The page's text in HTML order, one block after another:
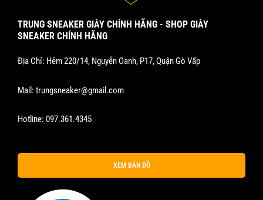
TRUNG SNEAKER GIÀY CHÍNH HÃNG - SHOP GIÀY
SNEAKER CHÍNH HÃNG
Địa Chỉ: Hẻm 220/14, Nguyễn Oanh, P17, Quận Gò Vấp
Mail: trungsneaker@gmail.com
Hotline: 097.361.4345
XEM BẢN ĐỒ